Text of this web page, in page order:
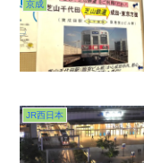
京成
JR西日本